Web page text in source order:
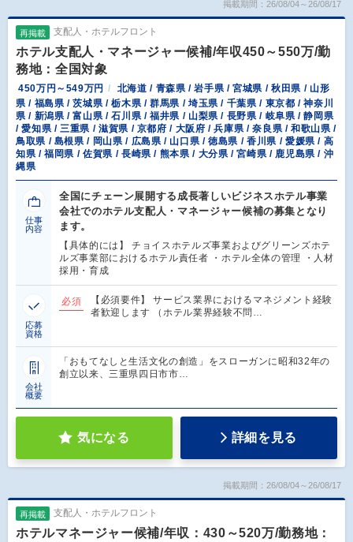
掲載期間：26/08/04～26/08/17
再掲載 支配人・ホテルフロント
ホテル支配人・マネージャー候補/年収450～550万/勤
務地：全国対象
450万円～549万円
北海道 / 青森県 / 岩手県 / 宮城県 / 秋田県 / 山形
県 / 福島県 / 茨城県 / 栃木県 / 群馬県 / 埼玉県 / 千葉県 / 東京都 / 神奈川
県 / 新潟県 / 富山県 / 石川県 / 福井県 / 山梨県 / 長野県 / 岐阜県 / 静岡県
/ 愛知県 / 三重県 / 滋賀県 / 京都府 / 大阪府 / 兵庫県 / 奈良県 / 和歌山県 /
鳥取県 / 島根県 / 岡山県 / 広島県 / 山口県 / 徳島県 / 香川県 / 愛媛県 / 高
知県 / 福岡県 / 佐賀県 / 長崎県 / 熊本県 / 大分県 / 宮崎県 / 鹿児島県 / 沖
縄県
仕事
内容
全国にチェーン展開する成長著しいビジネスホテル事業
会社でのホテル支配人・マネージャー候補の募集となり
ます。
【具体的には】 チョイスホテルズ事業およびグリーンズホテ
ルズ事業部におけるホテル責任者 ・ホテル全体の管理 ・人材
採用・育成
応募
資格
必須
【必須要件】 サービス業界におけるマネジメント経験
者歓迎します （ホテル業界経験不問…
会社
概要
「おもてなしと生活文化の創造」をスローガンに昭和32年の
創立以来、三重県四日市市…
気になる 詳細を見る
掲載期間：26/08/04～26/08/17
再掲載 支配人・ホテルフロント
ホテルマネージャー候補/年収：430～520万/勤務地：